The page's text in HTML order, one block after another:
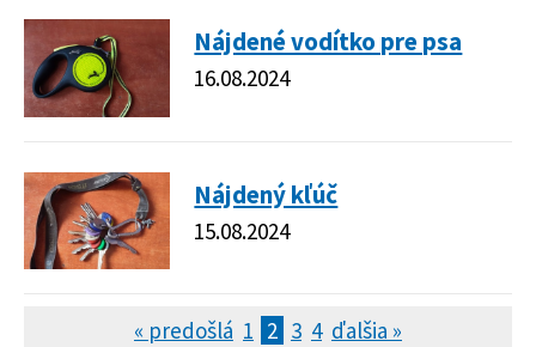
Nájdené vodítko pre psa
16.08.2024
Nájdený kľúč
15.08.2024
« predošlá 1 2 3 4 ďalšia »